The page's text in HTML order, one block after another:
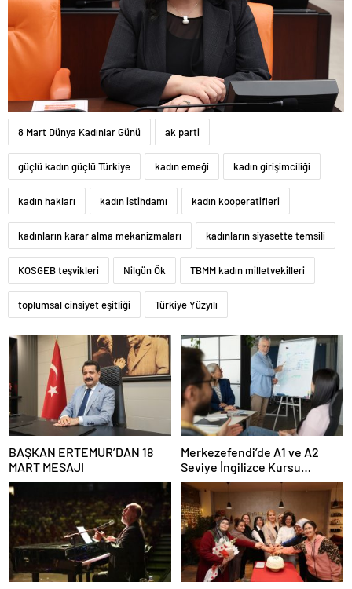
8 Mart Dünya Kadınlar Günü ak parti
güçlü kadın güçlü Türkiye kadın emeği kadın girişimciliği
kadın hakları kadın istihdamı kadın kooperatifleri
kadınların karar alma mekanizmaları kadınların siyasette temsili
KOSGEB teşvikleri Nilgün Ök TBMM kadın milletvekilleri
toplumsal cinsiyet eşitliği Türkiye Yüzyılı
BAŞKAN ERTEMUR’DAN 18
MART MESAJI
Merkezefendi’de A1 ve A2
Seviye İngilizce Kursu
Başvuruları Başladı